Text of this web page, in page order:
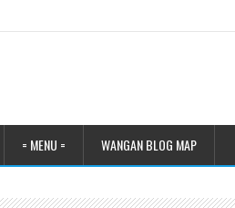
= MENU = WANGAN BLOG MAP